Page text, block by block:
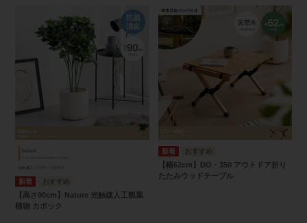
【高さ90cm】Nature 光触媒人工観葉
植物 カポック
【幅62cm】DO・350 アウトドア折り
たたみウッドテーブル